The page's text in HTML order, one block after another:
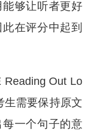
够让听者更好
在评分中起到
Out Lo
生需要保持原文
一个句子的意